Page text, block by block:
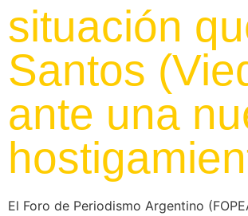
situación
Santos
ante una
El Foro de Periodismo Argentino